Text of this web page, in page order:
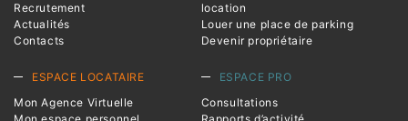
Recrutement
Actualités
Contacts
location
Louer une place de parking
Devenir propriétaire
ESPACE LOCATAIRE
Mon Agence Virtuelle
ESPACE PRO
Consultations